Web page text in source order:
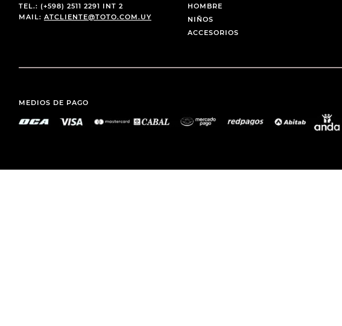
TEL.: (+598) 2511 2291 INT 2
MAIL: ATCLIENTE@TOTO.COM.UY
HOMBRE
NIÑOS
ACCESORIOS
MEDIOS DE PAGO